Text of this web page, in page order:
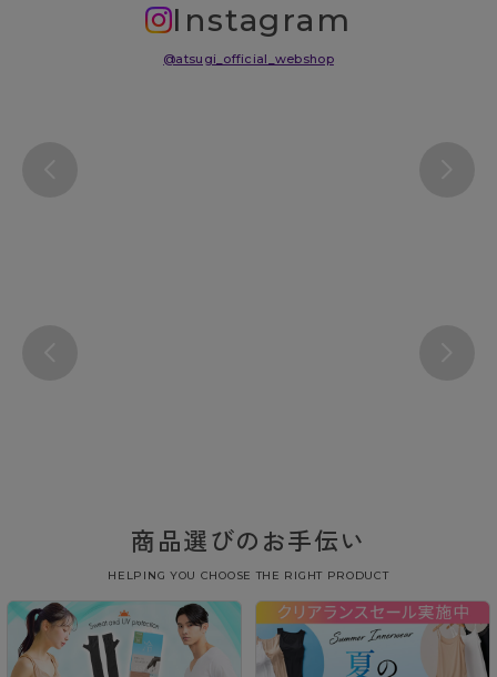
Instagram
@atsugi_official_webshop
商品選びのお手伝い
HELPING YOU CHOOSE THE RIGHT PRODUCT